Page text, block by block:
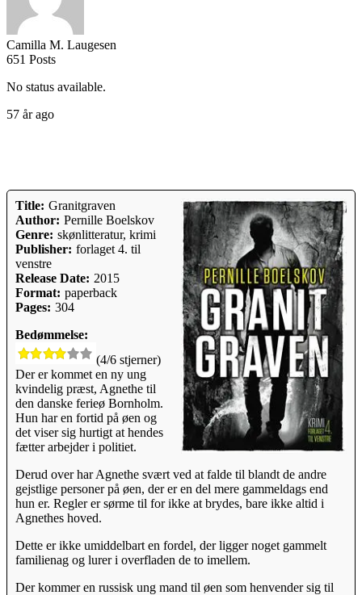
Camilla M. Laugesen
651 Posts
No status available.
57 år ago
Title: Granitgraven
Author: Pernille Boelskov
Genre: skønlitteratur, krimi
Publisher: forlaget 4. til
venstre
Release Date: 2015
Format: paperback
Pages: 304
Bedømmelse:
(4/6 stjerner)
Der er kommet en ny ung
kvindelig præst, Agnethe til
den danske ferieø Bornholm.
Hun har en fortid på øen og
det viser sig hurtigt at hendes
fætter arbejder i politiet.
Derud over har Agnethe svært ved at falde til blandt de andre
gejstlige personer på øen, der er en del mere gammeldags end
hun er. Regler er sørme til for ikke at brydes, bare ikke altid i
Agnethes hoved.
Dette er ikke umiddelbart en fordel, der ligger noget gammelt
familienag og lurer i overfladen de to imellem.
Der kommer en russisk ung mand til øen som henvender sig til